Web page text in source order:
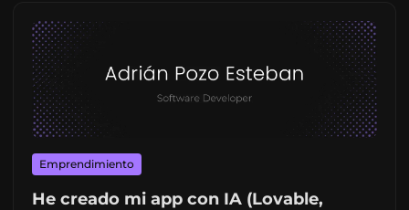
Emprendimiento
He creado mi app con IA (Lovable,